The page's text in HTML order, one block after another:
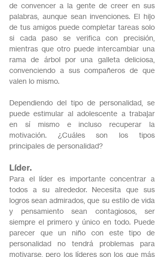
de convencer a la gente de creer en sus
palabras, aunque sean invenciones. El hijo
de tus amigos puede completar tareas solo
si cada paso se verifica con precisión,
mientras que otro puede intercambiar una
rama de árbol por una galleta deliciosa,
convenciendo a sus compañeros de que
valen lo mismo.
Dependiendo del tipo de personalidad, se
puede estimular al adolescente a trabajar
en sí mismo e incluso recuperar la
motivación. ¿Cuáles son los tipos
principales de personalidad?
Líder.
Para el líder es importante concentrar a
todos a su alrededor. Necesita que sus
logros sean admirados, que su estilo de vida
y pensamiento sean contagiosos, ser
siempre el primero y único en todo. Puede
parecer que un niño con este tipo de
personalidad no tendrá problemas para
motivarse, pero los líderes son los que más